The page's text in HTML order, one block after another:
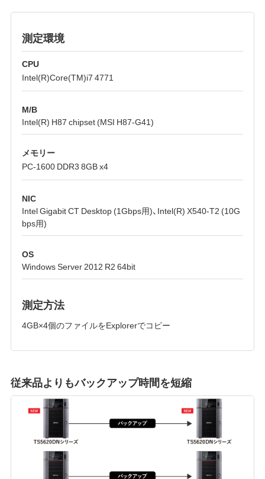
測定環境
CPU
Intel(R)Core(TM)i7 4771
M/B
Intel(R) H87 chipset (MSI H87-G41)
メモリー
PC-1600 DDR3 8GB x4
NIC
Intel Gigabit CT Desktop (1Gbps用)、Intel(R) X540-T2 (10G
bps用)
OS
Windows Server 2012 R2 64bit
測定方法
4GB×4個のファイルをExplorerでコピー
従来品よりもバックアップ時間を短縮